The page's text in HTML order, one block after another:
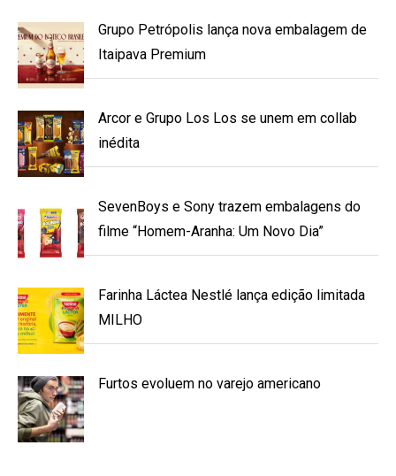
Grupo Petrópolis lança nova embalagem de
Itaipava Premium
Arcor e Grupo Los Los se unem em collab
inédita
SevenBoys e Sony trazem embalagens do
filme “Homem-Aranha: Um Novo Dia”
Farinha Láctea Nestlé lança edição limitada
MILHO
Furtos evoluem no varejo americano